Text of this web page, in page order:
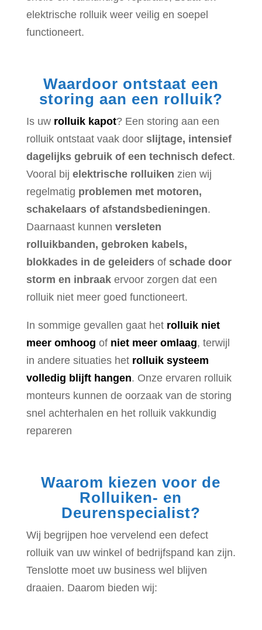
elektrische rolluik weer veilig en soepel
functioneert.
Waardoor ontstaat een
storing aan een rolluik?
Is uw rolluik kapot? Een storing aan een
rolluik ontstaat vaak door slijtage, intensief
dagelijks gebruik of een technisch defect.
Vooral bij elektrische rolluiken zien wij
regelmatig problemen met motoren,
schakelaars of afstandsbedieningen.
Daarnaast kunnen versleten
rolluikbanden, gebroken kabels,
blokkades in de geleidersof schade door
storm en inbraakervoor zorgen dat een
rolluik niet meer goed functioneert.
In sommige gevallen gaat het rolluik niet
meer omhoog of niet meer omlaag, terwijl
in andere situaties het rolluik systeem
volledig blijft hangen. Onze ervaren rolluik
monteurs kunnen de oorzaak van de storing
snel achterhalen en het rolluik vakkundig
repareren
Waarom kiezen voor de
Rolluiken- en
Deurenspecialist?
Wij begrijpen hoe vervelend een defect
rolluik van uw winkel of bedrijfspand kan zijn.
Tenslotte moet uw business wel blijven
draaien. Daarom bieden wij: